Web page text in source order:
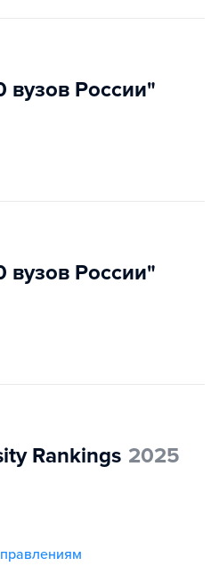
вузов России"
вузов России"
Rankings 2025